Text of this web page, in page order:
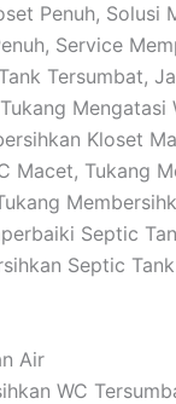
Penuh, Solusi
Service
Tersumbat,
Mengatasi
Kloset
Macet, Tukang
Septic
Septic
Air
WC